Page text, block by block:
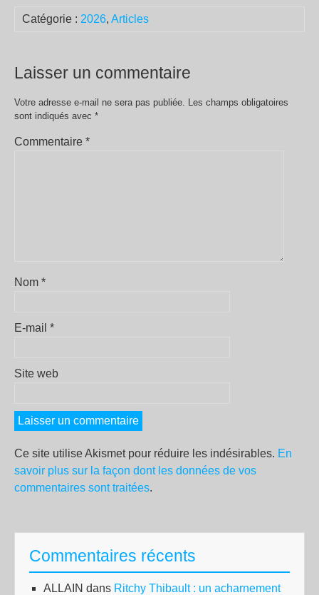
Catégorie : 2026, Articles
Laisser un commentaire
Votre adresse e-mail ne sera pas publiée. Les champs obligatoires
sont indiqués avec *
Commentaire *
Nom *
E-mail *
Site web
Ce site utilise Akismet pour réduire les indésirables. En
savoir plus sur la façon dont les données de vos
commentaires sont traitées.
Commentaires récents
ALLAIN dans Ritchy Thibault : un acharnement